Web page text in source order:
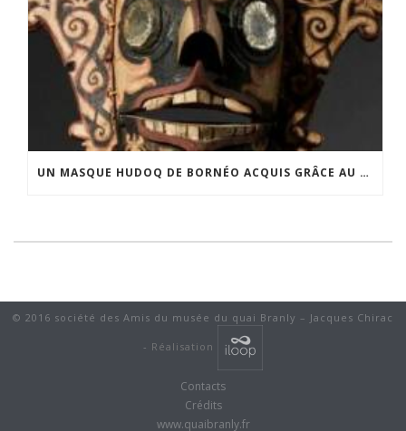
UN MASQUE HUDOQ DE BORNÉO ACQUIS GRÂCE AU SOUTIEN DU CERCLE LÉVI-STRAUSS
© 2016 société des Amis du musée du quai Branly – Jacques Chirac
- Réalisation
Contacts
Crédits
www.quaibranly.fr